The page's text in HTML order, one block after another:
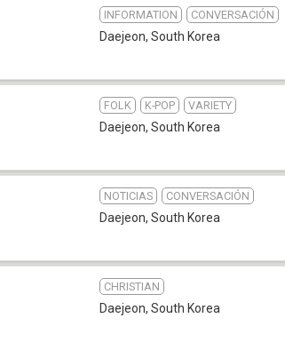
INFORMATION CONVERSACIÓN
Daejeon, South Korea
FOLK K-POP VARIETY
Daejeon, South Korea
NOTICIAS CONVERSACIÓN
Daejeon, South Korea
CHRISTIAN
Daejeon, South Korea